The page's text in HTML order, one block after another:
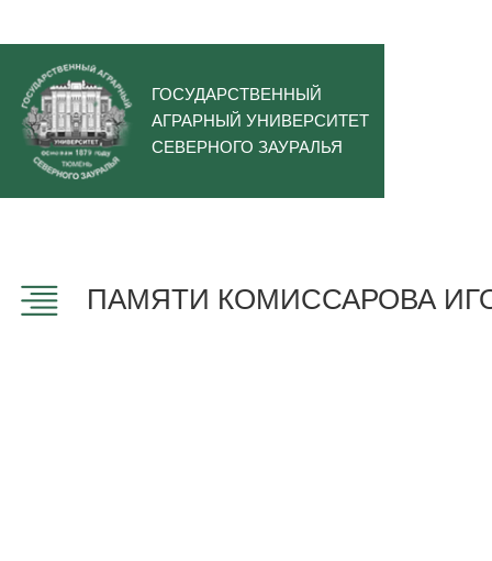
ГОСУДАРСТВЕННЫЙ
АГРАРНЫЙ УНИВЕРСИТЕТ
СЕВЕРНОГО ЗАУРАЛЬЯ
ПАМЯТИ КОМИССАРОВА